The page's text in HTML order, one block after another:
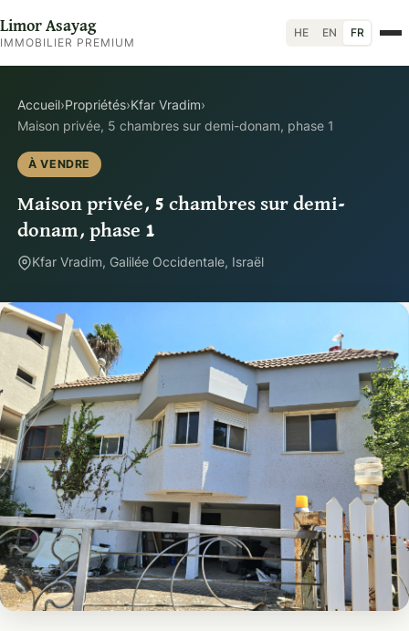
Limor Asayag
IMMOBILIER PREMIUM
HE EN FR
Accueil›Propriétés›Kfar Vradim›
Maison privée, 5 chambres sur demi-donam, phase 1
À VENDRE
Maison privée, 5 chambres sur demi-
donam, phase 1
Kfar Vradim, Galilée Occidentale, Israël